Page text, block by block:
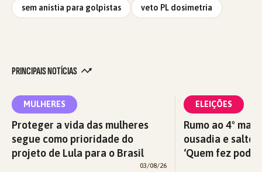
sem anistia para golpistas veto PL dosimetria
PRINCIPAIS NOTÍCIAS
MULHERES
Proteger a vida das mulheres
segue como prioridade do
projeto de Lula para o Brasil
03/08/26
ELEIÇÕES
Rumo ao 4º
ousadia e salto
‘Quem fez pode